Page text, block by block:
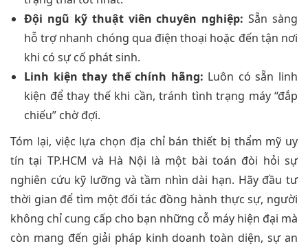
Đội ngũ kỹ thuật viên chuyên nghiệp: Sẵn sàng
hỗ trợ nhanh chóng qua điện thoại hoặc đến tận nơi
khi có sự cố phát sinh.
Linh kiện thay thế chính hãng: Luôn có sẵn linh
kiện để thay thế khi cần, tránh tình trạng máy “đắp
chiếu” chờ đợi.
Tóm lại, việc lựa chọn địa chỉ bán thiết bị thẩm mỹ uy
tín tại TP.HCM và Hà Nội là một bài toán đòi hỏi sự
nghiên cứu kỹ lưỡng và tầm nhìn dài hạn. Hãy đầu tư
thời gian để tìm một đối tác đồng hành thực sự, người
không chỉ cung cấp cho bạn những cỗ máy hiện đại mà
còn mang đến giải pháp kinh doanh toàn diện, sự an